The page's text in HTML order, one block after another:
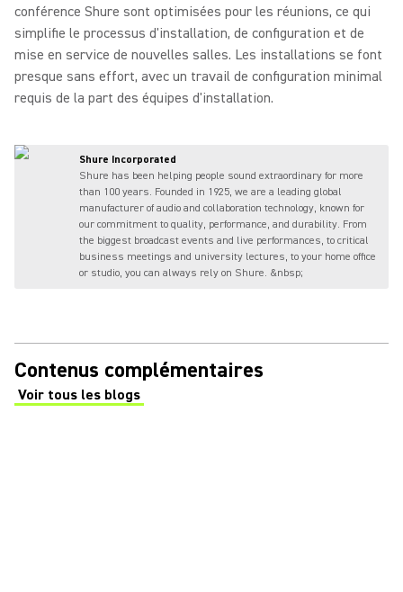
conférence Shure sont optimisées pour les réunions, ce qui
simplifie le processus d'installation, de configuration et de
mise en service de nouvelles salles. Les installations se font
presque sans effort, avec un travail de configuration minimal
requis de la part des équipes d'installation.
Shure Incorporated
Shure has been helping people sound extraordinary for more
than 100 years. Founded in 1925, we are a leading global
manufacturer of audio and collaboration technology, known for
our commitment to quality, performance, and durability. From
the biggest broadcast events and live performances, to critical
business meetings and university lectures, to your home office
or studio, you can always rely on Shure. &nbsp;
Contenus complémentaires
Voir tous les blogs
(Opens in a new tab)